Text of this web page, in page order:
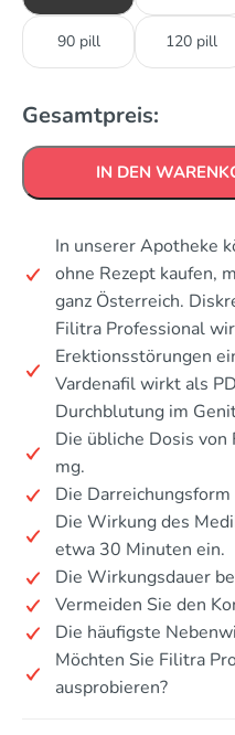
90 pill 120 pill
Gesamtpreis:
IN DEN
In unserer Apotheke
ohne Rezept kaufen,
ganz Österreich.
Filitra Professional
Erektionsstörungen
Vardenafil wirkt als
Durchblutung im
Die übliche Dosis
mg.
Die
Die Wirkung des
etwa 30 Minuten ein.
Die Wirkungsdauer
Vermeiden Sie den
Die häufigste
Möchten Sie Filitra
ausprobieren?